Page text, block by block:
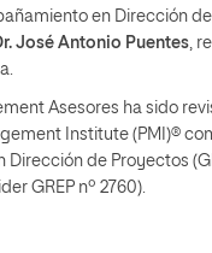
en Dirección
José Antonio Puentes,
Asesores ha sido
Institute (PMI)®
Dirección de Proyectos
GREP nº 2760).